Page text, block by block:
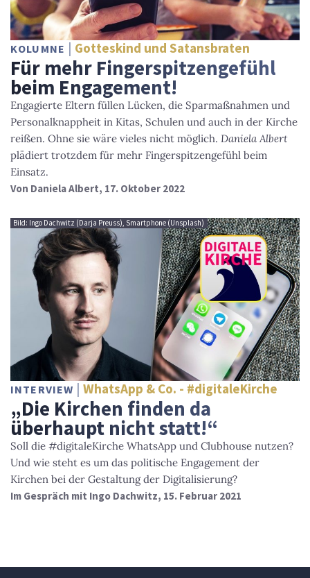
KOLUMNE Gotteskind und Satansbraten
Für mehr Fingerspitzengefühl
beim Engagement!
Engagierte Eltern füllen Lücken, die Sparmaßnahmen und
Personalknappheit in Kitas, Schulen und auch in der Kirche
reißen. Ohne sie wäre vieles nicht möglich. Daniela Albert
plädiert trotzdem für mehr Fingerspitzengefühl beim
Einsatz.
Von Daniela Albert, 17. Oktober 2022
Bild: Ingo Dachwitz (Darja Preuss), Smartphone (Unsplash)
INTERVIEW WhatsApp & Co. - #digitaleKirche
„Die Kirchen finden da
überhaupt nicht statt!“
Soll die #digitaleKirche WhatsApp und Clubhouse nutzen?
Und wie steht es um das politische Engagement der
Kirchen bei der Gestaltung der Digitalisierung?
Im Gespräch mit Ingo Dachwitz, 15. Februar 2021